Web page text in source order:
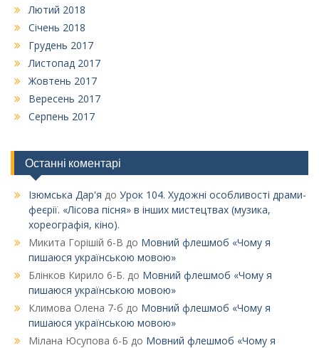
Лютий 2018
Січень 2018
Грудень 2017
Листопад 2017
Жовтень 2017
Вересень 2017
Серпень 2017
Останні коментарі
Ізюмська Дар'я до Урок 104. Художні особливості драми-
феєрії. «Лісова пісня» в інших мистецтвах (музика,
хореографія, кіно).
Микита Горішій 6-В до Мовний флешмоб «Чому я
пишаюся українською мовою»
Блінков Кирило 6-Б. до Мовний флешмоб «Чому я
пишаюся українською мовою»
Климова Олена 7-б до Мовний флешмоб «Чому я
пишаюся українською мовою»
Мілана Юсупова 6-Б до Мовний флешмоб «Чому я